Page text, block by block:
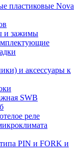
пластиковые Nova
и зажимы
и аксессуары к
SWB
реле
PIN и FORK и